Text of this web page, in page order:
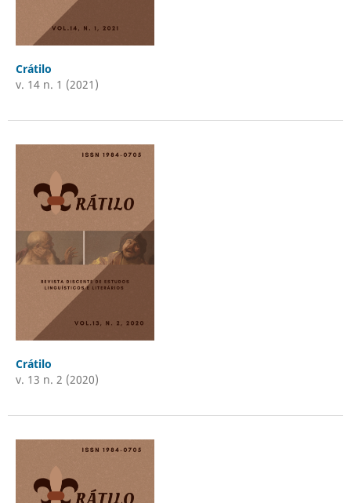
Crátilo
v. 14 n. 1 (2021)
Crátilo
v. 13 n. 2 (2020)